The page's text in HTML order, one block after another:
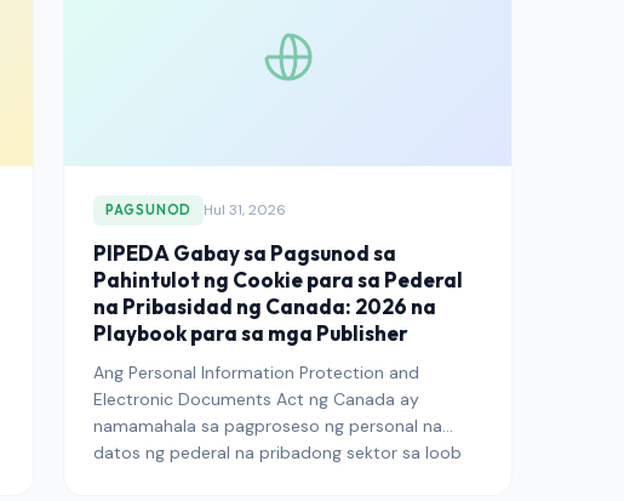
PAGSUNOD Hul 31, 2026
PIPEDA Gabay sa Pagsunod sa
Pahintulot ng Cookie para sa Pederal
na Pribasidad ng Canada: 2026 na
Playbook para sa mga Publisher
Ang Personal Information Protection and
Electronic Documents Act ng Canada ay
namamahala sa pagproseso ng personal na
datos ng pederal na pribadong sektor sa loob